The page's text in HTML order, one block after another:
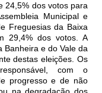
24,5% dos votos para
Municipal e
Freguesias da Baixa
29,4% dos votos. A
Banheira e do Vale da
destas eleições. Os
com o
progresso e de não